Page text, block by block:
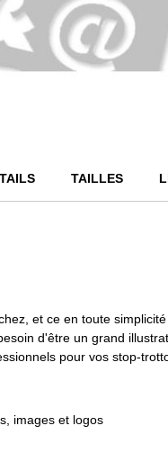
TAILLES
et ce en toute
d'être un grand
pour vos stop-
images et logos